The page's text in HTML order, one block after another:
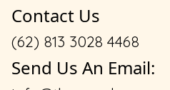
Contact Us
(62) 813 3028 4468
Send Us An Email: